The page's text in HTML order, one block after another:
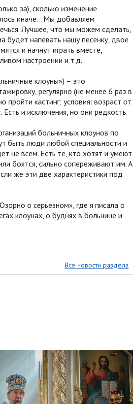
за), сколько изменение
иначе... Мы добавляем
Лучшее, что мы можем сделать,
будет напевать нашу песенку, двое
и начнут играть вместе,
настроении и т.д.
клоуны») – это
регулярно (не менее 6 раз в
кастинг; условия: возраст от
и исключения, но они редкость.
больничных клоунов по
быть люди любой специальности и
не всем. Есть те, кто хотят и умеют
боятся, сильно сопереживают им. А
же эти две характеристики под
о серьезном», где я писала о
клоунах, о буднях в больнице и
Все новости раздела